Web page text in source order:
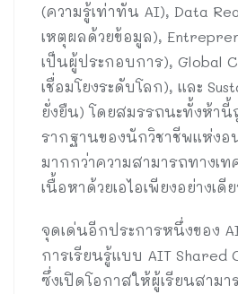
(ความรู้เท่าทัน AI), Data
เหตุผลด้วยข้อมูล),
เป็นผู้ประกอบการ), Global
เชื่อมโยงระดับโลก), และ
ยั่งยืน) โดยสมรรถนะทั้งห้า
รากฐานของนักวิชาชีพแห่ง
มากกว่าความสามารถทางเ
เนื้อหาด้วยเอไอเพียงอย่างเดีย
จุดเด่นอีกประการหนึ่งของ
การเรียนรู้แบบ AIT Shared
ซึ่งเปิดโอกาสให้ผู้เรียนสามา